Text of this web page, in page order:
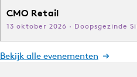
CMO Retail
13 oktober 2026 · Doopsgezinde
Bekijk alle evenementen